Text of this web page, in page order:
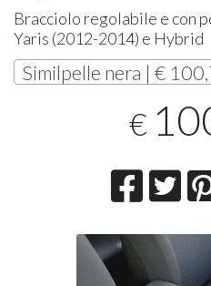
Bracciolo regolabile e con
Yaris (2012-2014) e Hybrid
Similpelle nera | €
€